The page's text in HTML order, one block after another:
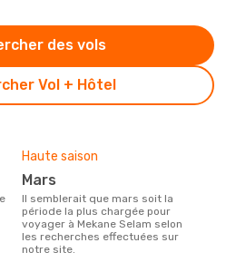
Vol + Hôtel
des vols
Haute saison
mars
Il semblerait que mars soit la
période la plus chargée pour
voyager à Mekane Selam selon
les recherches effectuées sur
notre site.